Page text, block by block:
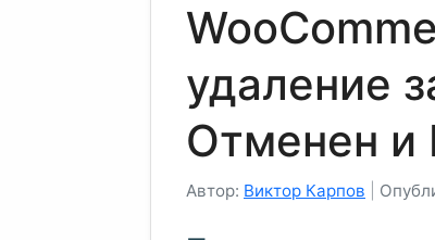
удаление
Отменен и
Автор: Виктор Карпов